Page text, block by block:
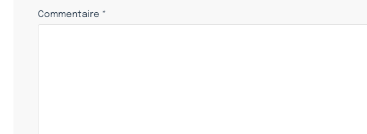
Commentaire *